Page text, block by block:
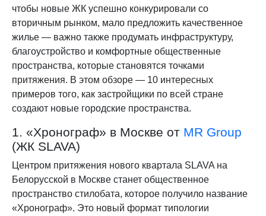
чтобы новые ЖК успешно конкурировали со
вторичным рынком, мало предложить качественное
жилье — важно также продумать инфраструктуру,
благоустройство и комфортные общественные
пространства, которые становятся точками
притяжения. В этом обзоре — 10 интересных
примеров того, как застройщики по всей стране
создают новые городские пространства.
1. «Хронограф» в Москве от MR Group
(ЖК SLAVA)
Центром притяжения нового квартала SLAVA на
Белорусской в Москве станет общественное
пространство стилобата, которое получило название
«Хронограф». Это новый формат типологии